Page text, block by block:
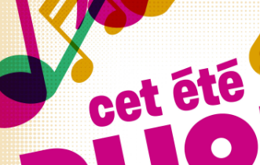
ensoleillé que vous allez faire la fête au
à la Serpent. Avec de la musique mais aussi
associations présentes sur place.
The Smile avec Thom Yorke, ou